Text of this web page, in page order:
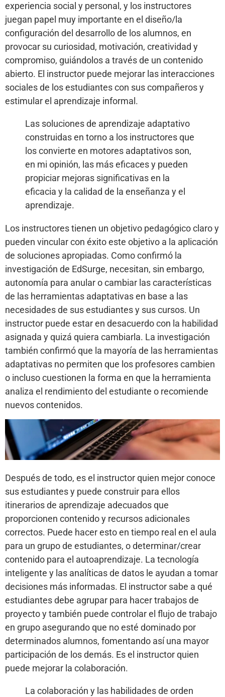
experiencia social y personal, y los instructores
juegan papel muy importante en el diseño/la
configuración del desarrollo de los alumnos, en
provocar su curiosidad, motivación, creatividad y
compromiso, guiándolos a través de un contenido
abierto. El instructor puede mejorar las interacciones
sociales de los estudiantes con sus compañeros y
estimular el aprendizaje informal.
Las soluciones de aprendizaje adaptativo
construidas en torno a los instructores que
los convierte en motores adaptativos son,
en mi opinión, las más eficaces y pueden
propiciar mejoras significativas en la
eficacia y la calidad de la enseñanza y el
aprendizaje.
Los instructores tienen un objetivo pedagógico claro y
pueden vincular con éxito este objetivo a la aplicación
de soluciones apropiadas. Como confirmó la
investigación de EdSurge, necesitan, sin embargo,
autonomía para anular o cambiar las características
de las herramientas adaptativas en base a las
necesidades de sus estudiantes y sus cursos. Un
instructor puede estar en desacuerdo con la habilidad
asignada y quizá quiera cambiarla. La investigación
también confirmó que la mayoría de las herramientas
adaptativas no permiten que los profesores cambien
o incluso cuestionen la forma en que la herramienta
analiza el rendimiento del estudiante o recomiende
nuevos contenidos.
Después de todo, es el instructor quien mejor conoce
sus estudiantes y puede construir para ellos
itinerarios de aprendizaje adecuados que
proporcionen contenido y recursos adicionales
correctos. Puede hacer esto en tiempo real en el aula
para un grupo de estudiantes, o determinar/crear
contenido para el autoaprendizaje. La tecnología
inteligente y las analíticas de datos le ayudan a tomar
decisiones más informadas. El instructor sabe a qué
estudiantes debe agrupar para hacer trabajos de
proyecto y también puede controlar el flujo de trabajo
en grupo asegurando que no esté dominado por
determinados alumnos, fomentando así una mayor
participación de los demás. Es el instructor quien
puede mejorar la colaboración.
La colaboración y las habilidades de orden